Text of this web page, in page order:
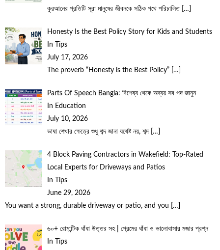
কুরআনের প্রতিটি সূরা মানুষের জীবনকে সঠিক পথে পরিচালিত […]
Honesty Is the Best Policy Story for Kids and Students
In Tips
July 17, 2026
The proverb “Honesty is the Best Policy”
[…]
Parts Of Speech Bangla: বিশেষ্য থেকে অব্যয় সব পদ জানুন
In Education
July 10, 2026
ভাষা শেখার ক্ষেত্রে শুধু শব্দ জানা যথেষ্ট নয়, শব্দ […]
4 Block Paving Contractors in Wakefield: Top-Rated
Local Experts for Driveways and Patios
In Tips
June 29, 2026
You want a strong, durable driveway or patio, and you
[…]
৬০+ রোমান্টিক ধাঁধা উত্তর সহ | প্রেমের ধাঁধা ও ভালোবাসার মজার প্রশ্ন
In Tips